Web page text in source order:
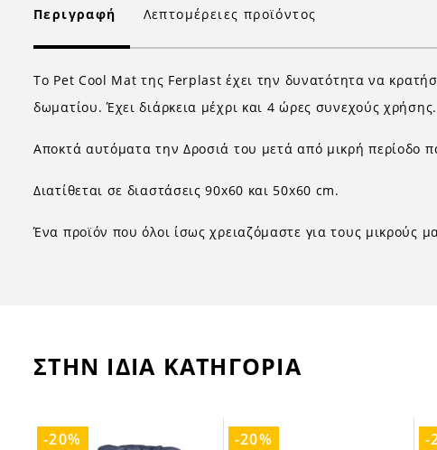
Περιγραφή Λεπτομέρειες προϊόντος
Το Pet Cool Mat της Ferplast έχει την δυνατότητα να
δωματίου. Έχει διάρκεια μέχρι και 4 ώρες συνεχούς
Αποκτά αυτόματα την Δροσιά του μετά από μικρή περίοδο
Διατίθεται σε διαστάσεις 90x60 και 50x60 cm.
Ένα προϊόν που όλοι ίσως χρειαζόμαστε για τους μικρούς
ΣΤΗΝ ΙΔΙΑ ΚΑΤΗΓΟΡΙΑ
-20% -20% -